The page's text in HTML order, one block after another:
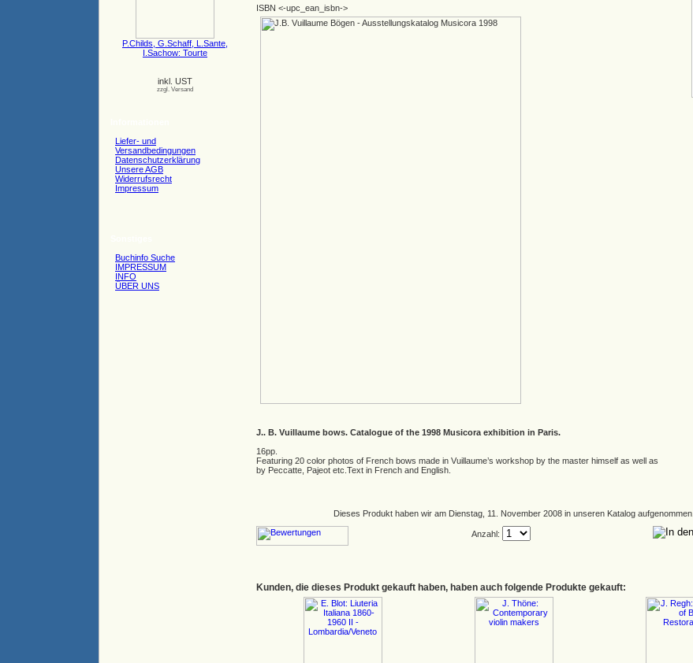
P.Childs, G.Schaff, L.Sante,
I.Sachow: Tourte
inkl. UST
zzgl. Versand
Liefer- und
Versandbedingungen
Datenschutzerklärung
Unsere AGB
Widerrufsrecht
Impressum
Buchinfo Suche
IMPRESSUM
INFO
ÜBER UNS
ISBN <-upc_ean_isbn->
J.. B. Vuillaume bows. Catalogue of the 1998 Musicora exhibition in Paris.
16pp.
Featuring 20 color photos of French bows made in Vuillaume’s workshop by the master himself as well as
by Peccatte, Pajeot etc.Text in French and English.
Dieses Produkt haben wir am Dienstag, 11. November 2008 in unseren Katalog aufgenommen.
Anzahl:
Kunden, die dieses Produkt gekauft haben, haben auch folgende Produkte gekauft: